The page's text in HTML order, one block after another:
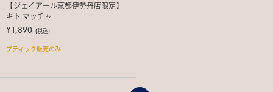
【ジェイアール京都伊勢丹店限定】
キト マッチャ
¥1,890 (税込)
ブティック販売のみ